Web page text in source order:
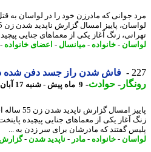
جوانی که مادرزن خود را در لواسان به قتل
زنگ آغاز یکی از معماهای جنایی پیچیده ...
-خانواده- میانسال-اعضای خانواده- مادر
فاش شدن راز جسد دفن شده در
-حوادث -9 ماه پیش - شنبه 17 آبان 1404، 16:02
پاییز امسال گزارش
آغاز یکی از معماهای جنایی پیچیده پایتخت
گفتند که مادرشان برای سر زدن به ...
-خانواده- مادر -ناپدید شدن-گزارش -